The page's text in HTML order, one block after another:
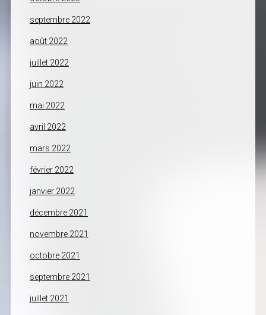
septembre 2022
août 2022
juillet 2022
juin 2022
mai 2022
avril 2022
mars 2022
février 2022
janvier 2022
décembre 2021
novembre 2021
octobre 2021
septembre 2021
juillet 2021